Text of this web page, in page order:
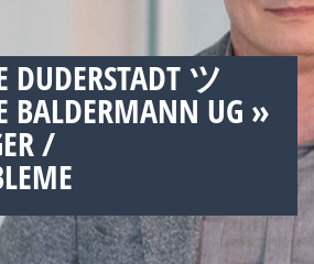
DUDERSTADT ツ
BALDERMANN UG »
/